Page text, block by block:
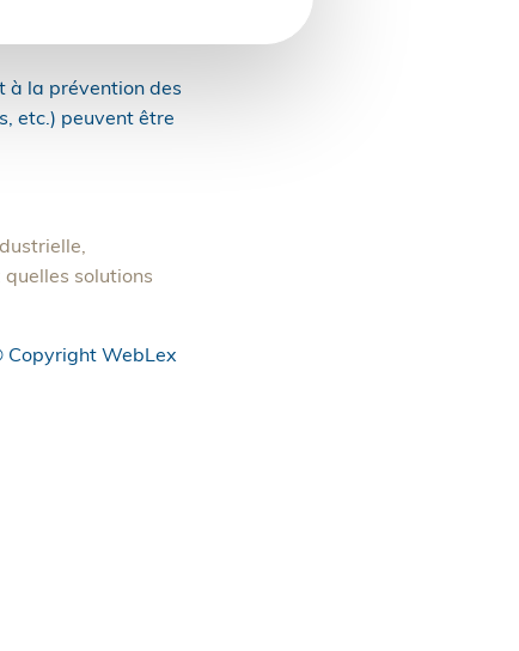
à la prévention des
etc.) peuvent être
solutions
Copyright WebLex